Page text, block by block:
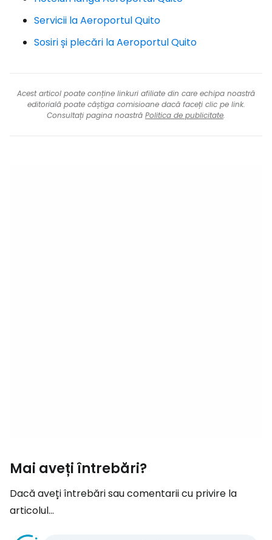
Servicii la Aeroportul Quito
Sosiri și plecări la Aeroportul Quito
Acest articol poate conține linkuri afiliate din care echipa noastră
editorială poate câștiga comisioane dacă faceți clic pe link.
Consultați pagina noastră Politica de publicitate.
Mai aveți întrebări?
Dacă aveți întrebări sau comentarii cu privire la
articolul...